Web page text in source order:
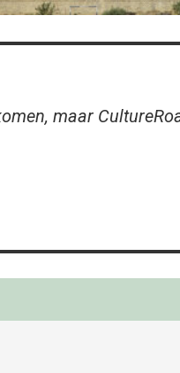
maar